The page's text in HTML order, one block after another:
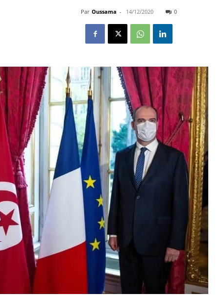
Par Oussama - 14/12/2020 0